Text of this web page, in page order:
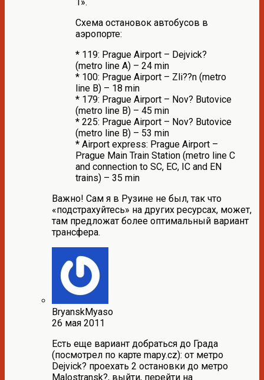
Схема остановок автобусов в
аэропорте:
* 119: Prague Airport – Dejvick?
(metro line A) – 24 min
* 100: Prague Airport – Zli??n (metro
line B) – 18 min
* 179: Prague Airport – Nov? Butovice
(metro line B) – 45 min
* 225: Prague Airport – Nov? Butovice
(metro line B) – 53 min
* Airport express: Prague Airport –
Prague Main Train Station (metro line C
and connection to SC, EC, IC and EN
trains) – 35 min
Важно! Сам я в Рузине не был, так что
«подстрахуйтесь» на других ресурсах, может,
там предложат более оптимальный вариант
трансфера.
BryanskMyaso
26 мая 2011
Есть еще вариант добраться до Града
(посмотрел по карте mapy.cz): от метро
Dejvick? проехать 2 остановки до метро
Malostransk?, выйти, перейти на